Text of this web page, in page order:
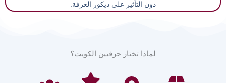
دون التأثير على ديكور الغرفة.
لماذا تختار حرفيين الكويت؟